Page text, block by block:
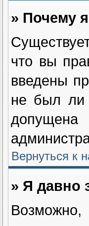
» Почему
что вы
введены
не был ли
Вернуться к
» Я давно
Возможно,